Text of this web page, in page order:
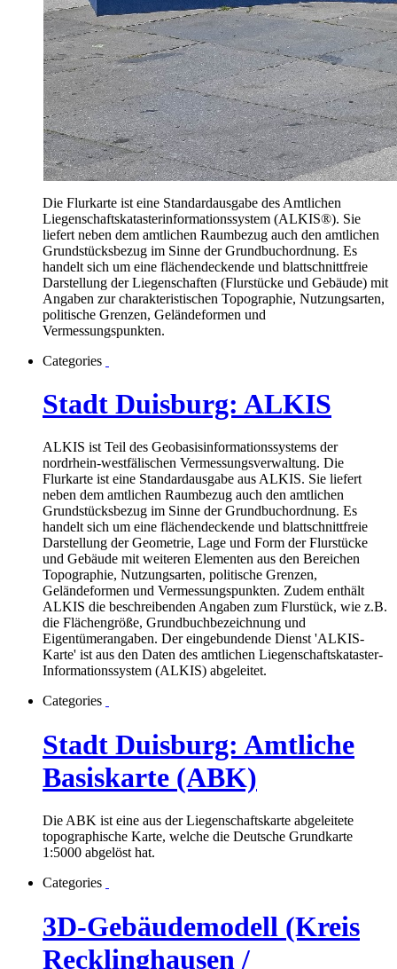
Die Flurkarte ist eine Standardausgabe des Amtlichen
Liegenschaftskatasterinformationssystem (ALKIS®). Sie
liefert neben dem amtlichen Raumbezug auch den amtlichen
Grundstücksbezug im Sinne der Grundbuchordnung. Es
handelt sich um eine flächendeckende und blattschnittfreie
Darstellung der Liegenschaften (Flurstücke und Gebäude) mit
Angaben zur charakteristischen Topographie, Nutzungsarten,
politische Grenzen, Geländeformen und
Vermessungspunkten.
Categories
Stadt Duisburg: ALKIS
ALKIS ist Teil des Geobasisinformationssystems der
nordrhein-westfälischen Vermessungsverwaltung. Die
Flurkarte ist eine Standardausgabe aus ALKIS. Sie liefert
neben dem amtlichen Raumbezug auch den amtlichen
Grundstücksbezug im Sinne der Grundbuchordnung. Es
handelt sich um eine flächendeckende und blattschnittfreie
Darstellung der Geometrie, Lage und Form der Flurstücke
und Gebäude mit weiteren Elementen aus den Bereichen
Topographie, Nutzungsarten, politische Grenzen,
Geländeformen und Vermessungspunkten. Zudem enthält
ALKIS die beschreibenden Angaben zum Flurstück, wie z.B.
die Flächengröße, Grundbuchbezeichnung und
Eigentümerangaben. Der eingebundende Dienst 'ALKIS-
Karte' ist aus den Daten des amtlichen Liegenschaftskataster-
Informationssystem (ALKIS) abgeleitet.
Categories
Stadt Duisburg: Amtliche
Basiskarte (ABK)
Die ABK ist eine aus der Liegenschaftskarte abgeleitete
topographische Karte, welche die Deutsche Grundkarte
1:5000 abgelöst hat.
Categories
3D-Gebäudemodell (Kreis
Recklinghausen /